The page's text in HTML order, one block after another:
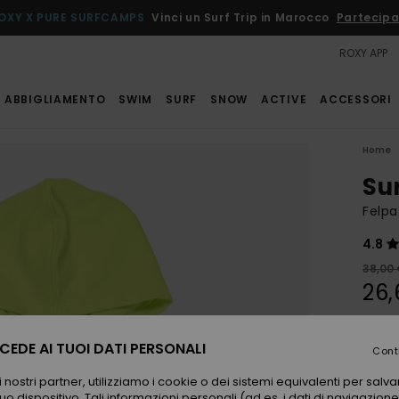
X PURE SURFCAMPS Vinci un Surf Trip in Marocco
ROXY APP
ABBIGLIAMENTO SWIM SURF SNOW ACTIVE ACCESSORI
Home
4.8
38,00
AI TUOI DATI PERSONALI
partner, utilizziamo i cookie o dei sistemi equivalenti per